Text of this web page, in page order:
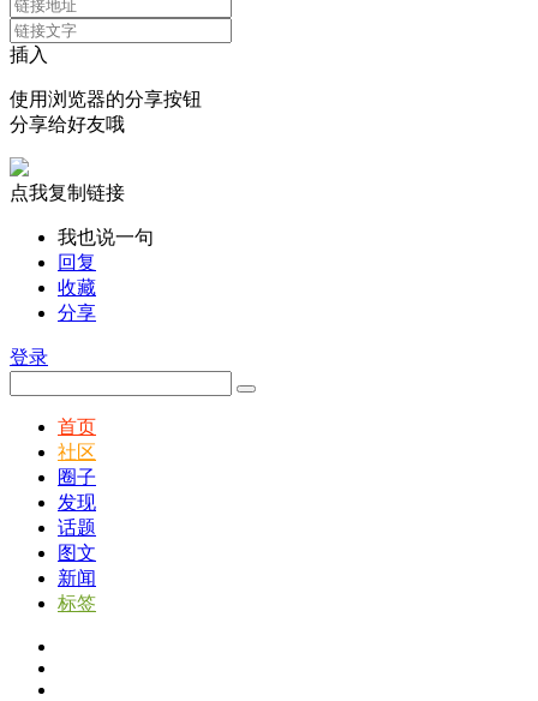
插入
使用浏览器的分享按钮
分享给好友哦
点我复制链接
我也说一句
回复
收藏
分享
登录
首页
社区
圈子
发现
话题
图文
新闻
标签